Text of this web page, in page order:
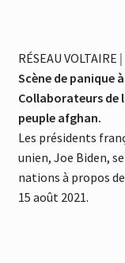
RÉSEAU VOLTAIRE |
Scène de panique
Collaborateurs de
peuple afghan.
Les présidents
unien, Joe Biden,
nations à propos
15 août 2021.